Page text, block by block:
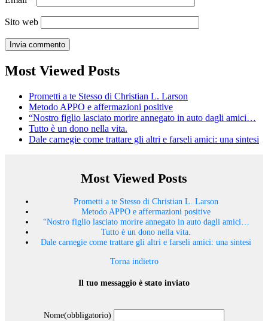
Sito web
Most Viewed Posts
Prometti a te Stesso di Christian L. Larson
Metodo APPO e affermazioni positive
“Nostro figlio lasciato morire annegato in auto dagli amici…
Tutto è un dono nella vita.
Dale carnegie come trattare gli altri e farseli amici: una sintesi
Most Viewed Posts
Prometti a te Stesso di Christian L. Larson
Metodo APPO e affermazioni positive
“Nostro figlio lasciato morire annegato in auto dagli amici…
Tutto è un dono nella vita.
Dale carnegie come trattare gli altri e farseli amici: una sintesi
Torna indietro
Il tuo messaggio è stato inviato
Nome(obbligatorio)